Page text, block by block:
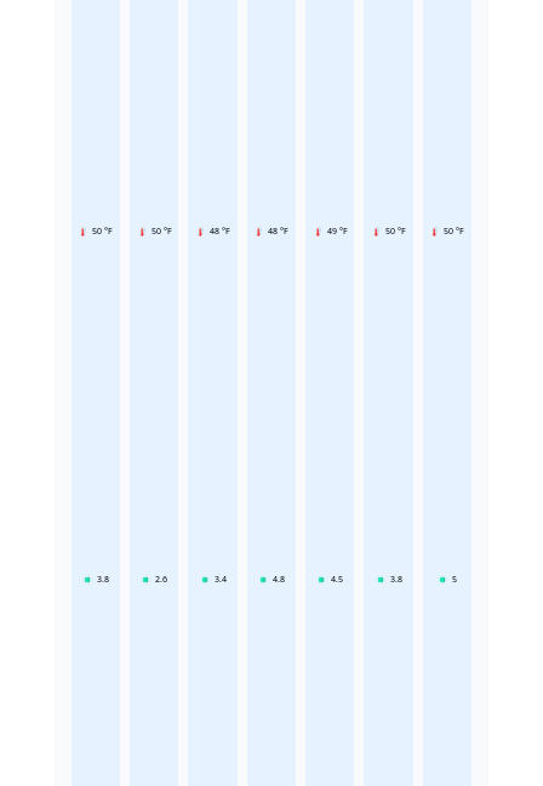
50 °F
3.8
50 °F
2.6
48 °F
3.4
48 °F
4.8
49 °F
4.5
50 °F
3.8
50 °F
5